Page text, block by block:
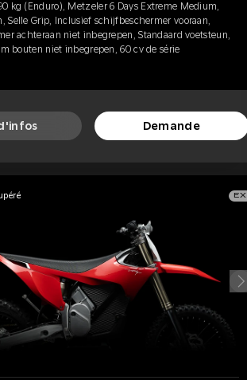
kg (Enduro), Metzeler 6 Days Extreme Medium,
Selle Grip, Inclusief schijfbeschermer vooraan,
achteraan niet inbegrepen, Standaard voetsteun,
bouten niet inbegrepen, 60 cv de série
Demande
EX